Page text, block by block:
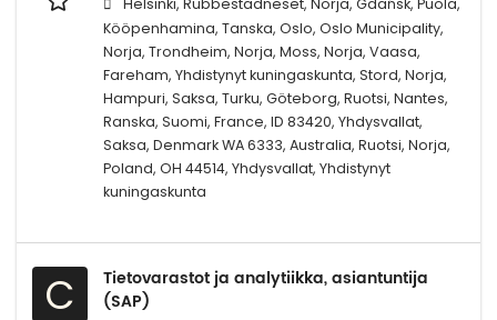
Kööpenhamina, Tanska, Oslo, Oslo Municipality,
Norja, Trondheim, Norja, Moss, Norja, Vaasa,
Fareham, Yhdistynyt kuningaskunta, Stord, Norja,
Hampuri, Saksa, Turku, Göteborg, Ruotsi, Nantes,
Ranska, Suomi, France, ID 83420, Yhdysvallat,
Saksa, Denmark WA 6333, Australia, Ruotsi, Norja,
Poland, OH 44514, Yhdysvallat, Yhdistynyt
kuningaskunta
C
Tietovarastot ja analytiikka, asiantuntija
(SAP)